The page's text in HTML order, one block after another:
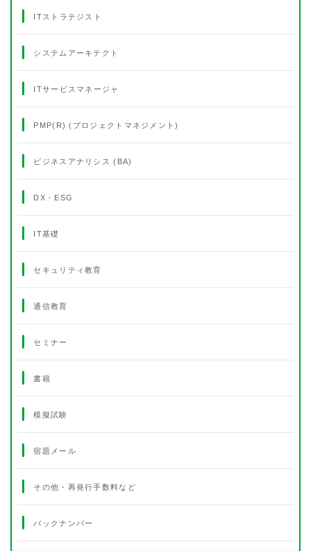
ITストラテジスト
システムアーキテクト
ITサービスマネージャ
PMP(R) (プロジェクトマネジメント)
ビジネスアナリシス (BA)
DX・ESG
IT基礎
セキュリティ教育
通信教育
セミナー
書籍
模擬試験
宿題メール
その他・再発行手数料など
バックナンバー